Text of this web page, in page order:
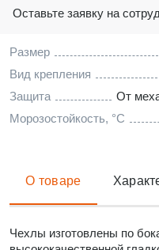
Размер
Вид крепления
Защита
От
Морозостойкость, °C
Оставьте заявку на
О товаре
Чехлы изготовлены по